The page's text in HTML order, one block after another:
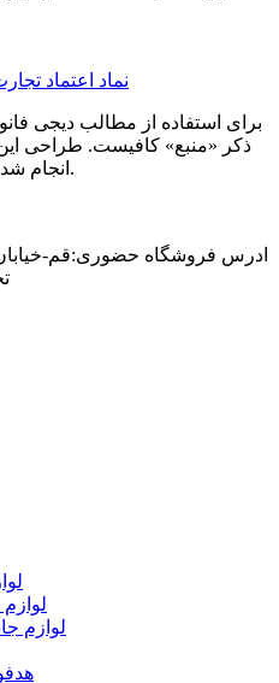
برای استفاده از مطالب دیجی
ذکر «منبع» کافیست. طراحی
انجام شده است.
ادرس فروشگاه حضوری:قم-
لوازم